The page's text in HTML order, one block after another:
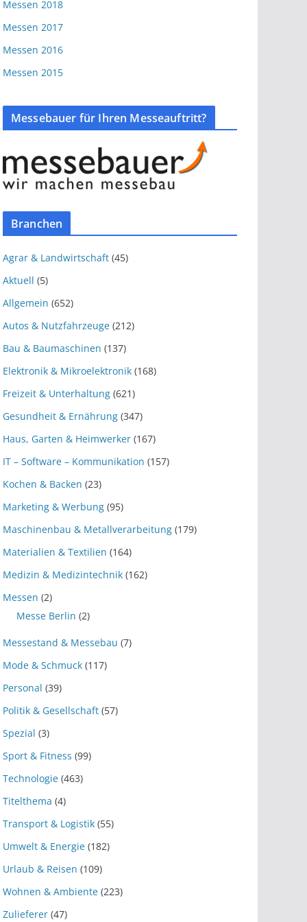
Messen 2018
Messen 2017
Messen 2016
Messen 2015
Messebauer für Ihren Messeauftritt?
Branchen
Agrar & Landwirtschaft (45)
Aktuell (5)
Allgemein (652)
Autos & Nutzfahrzeuge (212)
Bau & Baumaschinen (137)
Elektronik & Mikroelektronik (168)
Freizeit & Unterhaltung (621)
Gesundheit & Ernährung (347)
Haus, Garten & Heimwerker (167)
IT – Software – Kommunikation (157)
Kochen & Backen (23)
Marketing & Werbung (95)
Maschinenbau & Metallverarbeitung (179)
Materialien & Textilien (164)
Medizin & Medizintechnik (162)
Messen (2)
Messe Berlin (2)
Messestand & Messebau (7)
Mode & Schmuck (117)
Personal (39)
Politik & Gesellschaft (57)
Spezial (3)
Sport & Fitness (99)
Technologie (463)
Titelthema (4)
Transport & Logistik (55)
Umwelt & Energie (182)
Urlaub & Reisen (109)
Wohnen & Ambiente (223)
Zulieferer (47)